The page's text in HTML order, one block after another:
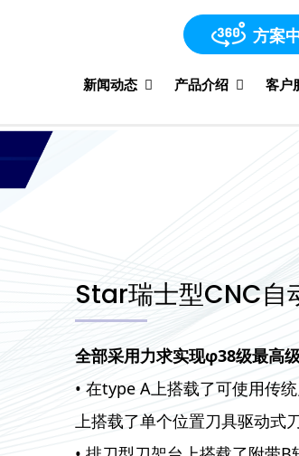
方案
新闻动态 产品介绍 客户
Star瑞士型CNC自
全部采用力求实现φ38级最高
• 在type A上搭载了可使用传
上搭载了单个位置刀具驱动式